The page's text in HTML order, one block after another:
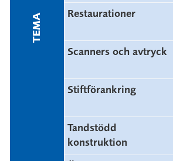
TEMA Restaurationer
Scanners och avtryck
Stiftförankring
Tandstödd
konstruktion